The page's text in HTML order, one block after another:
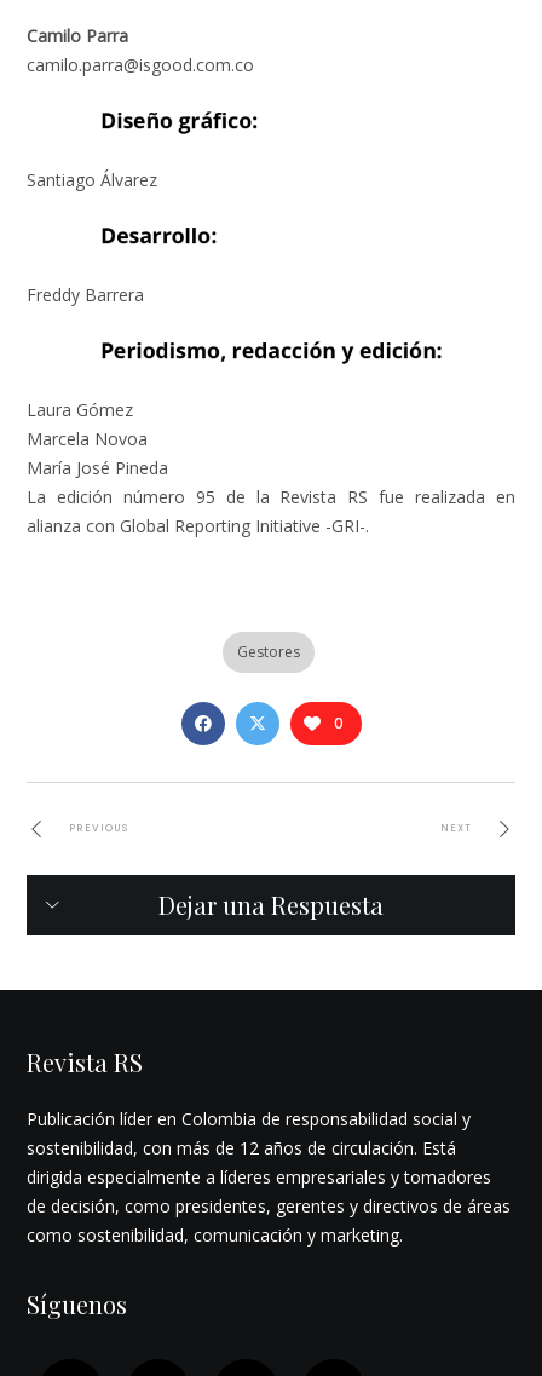
Camilo Parra
camilo.parra@isgood.com.co
Santiago Álvarez
Freddy Barrera
Laura Gómez
Marcela Novoa
María José Pineda
La edición número 95 de la Revista RS fue realizada en
alianza con Global Reporting Initiative -GRI-.
Gestores
0
PREVIOUS NEXT
Dejar una Respuesta
Revista RS
Publicación líder en Colombia de responsabilidad social y
sostenibilidad, con más de 12 años de circulación. Está
dirigida especialmente a líderes empresariales y tomadores
de decisión, como presidentes, gerentes y directivos de áreas
como sostenibilidad, comunicación y marketing.
Síguenos